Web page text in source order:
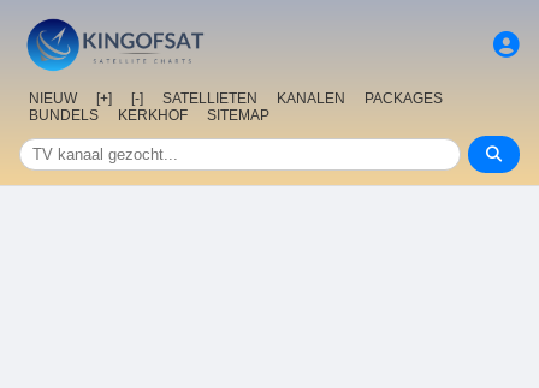
NIEUW [+] [-] SATELLIETEN KANALEN
PACKAGES
BUNDELS
KERKHOF SITEMAP